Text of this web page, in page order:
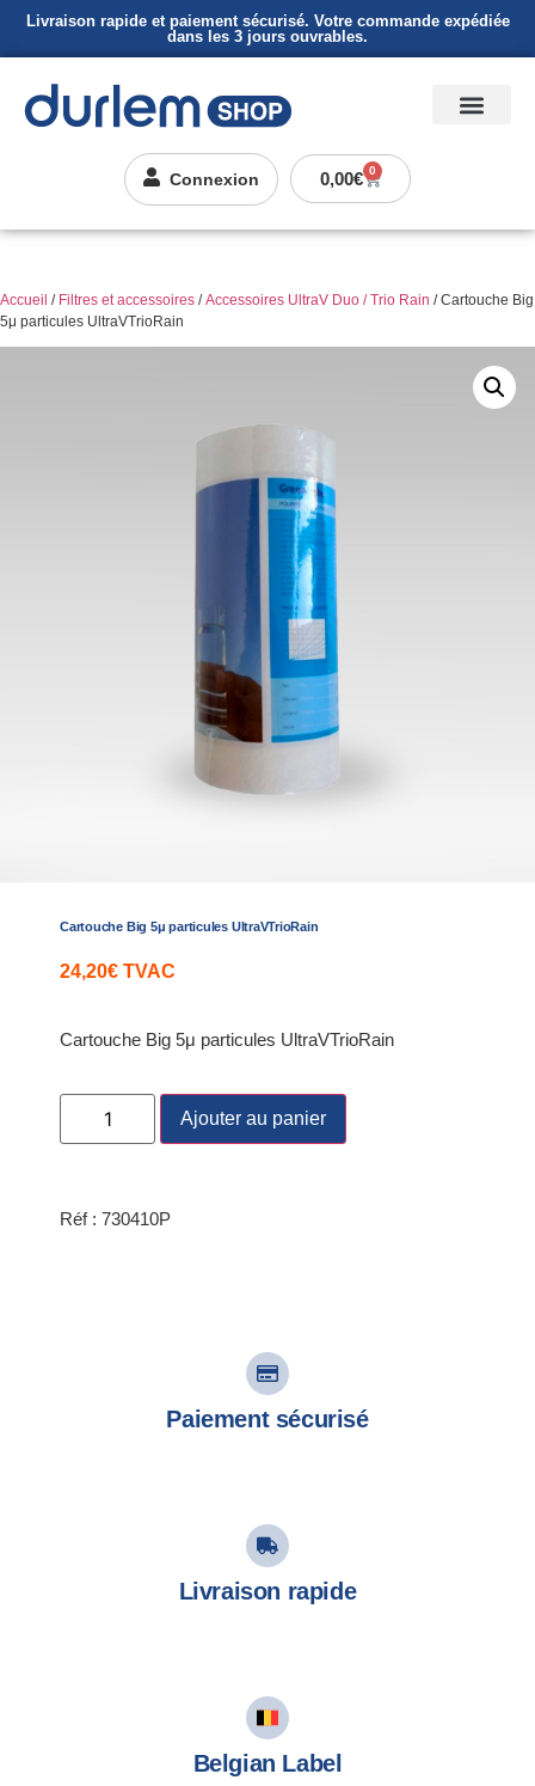
Livraison rapide et paiement sécurisé. Votre commande expédiée
dans les 3 jours ouvrables.
Connexion 0,00€ 0
Accueil / Filtres et accessoires /Accessoires UltraV Duo / Trio Rain / Cartouche Big
5μ particules UltraVTrioRain
Cartouche Big 5μ particules UltraVTrioRain
24,20€ TVAC
Cartouche Big 5μ particules UltraVTrioRain
Ajouter au panier
Réf : 730410P
Paiement sécurisé
Livraison rapide
Belgian Label